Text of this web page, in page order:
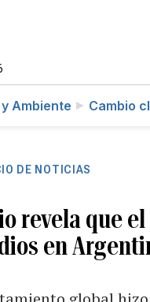
Ambiente Cambio
DE NOTICIAS
revela que
en